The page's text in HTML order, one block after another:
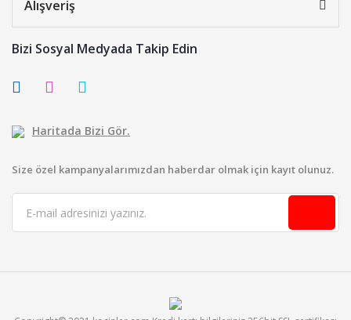
Alışveriş
Bizi Sosyal Medyada Takip Edin
Haritada Bizi Gör.
Size özel kampanyalarımızdan haberdar olmak için kayıt olunuz.